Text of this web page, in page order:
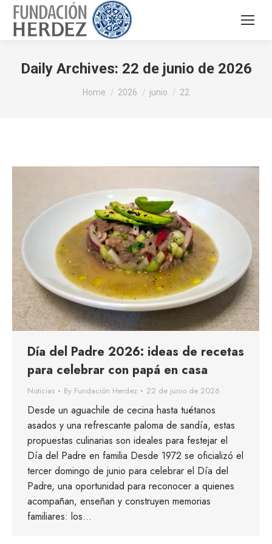
Daily Archives: 22 de junio de 2026
You are here:
Home 2026 junio 22
Día del Padre 2026: ideas de recetas
para celebrar con papá en casa
Noticias By Fundación Herdez 22 de junio de 2026
Desde un aguachile de cecina hasta tuétanos
asados y una refrescante paloma de sandía, estas
propuestas culinarias son ideales para festejar el
Día del Padre en familia Desde 1972 se oficializó el
tercer domingo de junio para celebrar el Día del
Padre, una oportunidad para reconocer a quienes
acompañan, enseñan y construyen memorias
familiares: los…